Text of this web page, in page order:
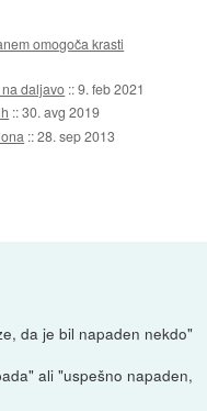
omogoča krasti
daljavo ::9. feb 2021
::30. avg 2019
::28. sep 2013
da je bil napaden nekdo"
ali "uspešno napaden,